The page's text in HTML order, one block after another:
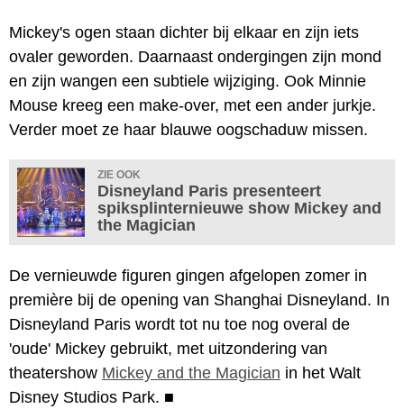
Mickey's ogen staan dichter bij elkaar en zijn iets
ovaler geworden. Daarnaast ondergingen zijn mond
en zijn wangen een subtiele wijziging. Ook Minnie
Mouse kreeg een make-over, met een ander jurkje.
Verder moet ze haar blauwe oogschaduw missen.
ZIE OOK
Disneyland Paris presenteert
spiksplinternieuwe show Mickey and
the Magician
De vernieuwde figuren gingen afgelopen zomer in
première bij de opening van Shanghai Disneyland. In
Disneyland Paris wordt tot nu toe nog overal de
'oude' Mickey gebruikt, met uitzondering van
theatershow Mickey and the Magician in het Walt
Disney Studios Park. ■